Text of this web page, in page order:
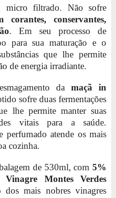
micro filtrado. Não sofre
corantes, conservantes,
. Em seu processo de
para sua maturação e o
que lhe permite
de energia irradiante.
da maçã in
sofre duas fermentações
lhe permite manter suas
vitais para a saúde.
perfumado atende os mais
cozinha.
de 530ml, com 5%
Vinagre Montes Verdes
dos mais nobres vinagres